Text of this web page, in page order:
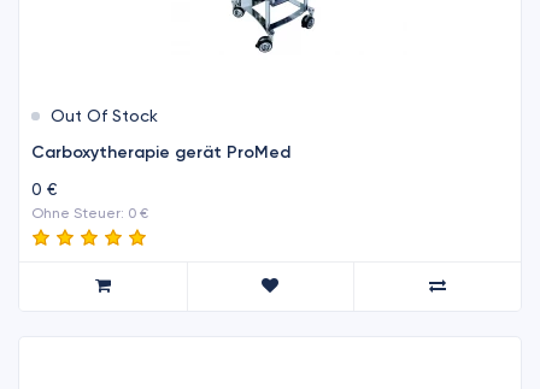
Out Of Stock
Carboxytherapie gerät ProMed
0 €
Ohne Steuer: 0 €